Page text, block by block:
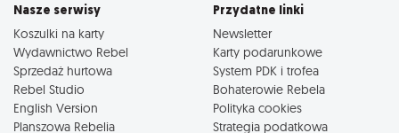
Nasze serwisy
Koszulki na karty
Wydawnictwo Rebel
Sprzedaż hurtowa
Rebel Studio
English Version
Planszowa Rebelia
Przydatne linki
Newsletter
Karty podarunkowe
System PDK i trofea
Bohaterowie Rebela
Polityka cookies
Strategia podatkowa